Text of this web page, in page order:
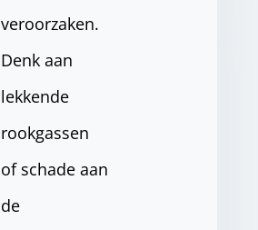
veroorzaken.
Denk aan
lekkende
rookgassen
of schade aan
de